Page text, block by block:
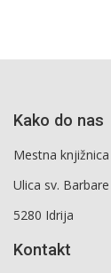
Kako do nas
Mestna
Ulica sv.
5280 Idrija
Kontakt